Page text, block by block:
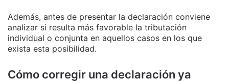
Además, antes de presentar la declaración conviene
analizar si resulta más favorable la tributación
individual o conjunta en aquellos casos en los que
exista esta posibilidad.
Cómo corregir una declaración ya